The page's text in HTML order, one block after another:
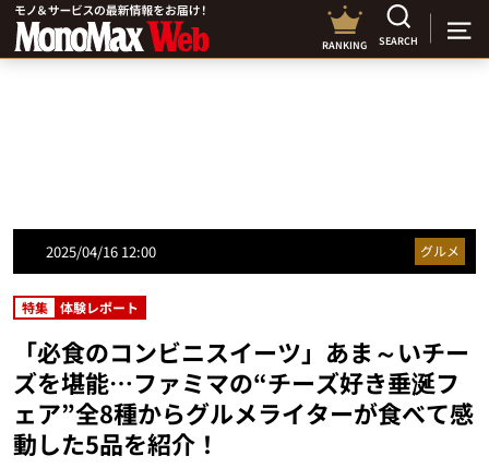
RANKING SEARCH
2025/04/16 12:00 グルメ
特集 体験レポート
「必食のコンビニスイーツ」あま～いチー
ズを堪能…ファミマの“チーズ好き垂涎フ
ェア”全8種からグルメライターが食べて感
動した5品を紹介！